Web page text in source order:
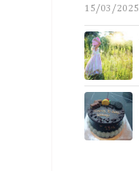
15/03/2025